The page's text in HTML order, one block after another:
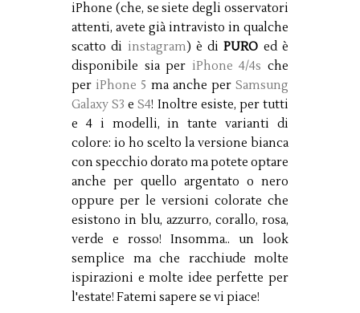
iPhone (che, se siete degli osservatori
attenti, avete già intravisto in qualche
scatto di instagram) è diPURO ed è
disponibile sia per iPhone 4/4s che
periPhone 5 ma anche perSamsung
Galaxy S3 eS4! Inoltre esiste, per tutti
e 4 i modelli, in tante varianti di
colore: io ho scelto la versione bianca
con specchio dorato ma potete optare
anche per quello argentato o nero
oppure per le versioni colorate che
esistono in blu, azzurro, corallo, rosa,
verde e rosso! Insomma.. un look
semplice ma che racchiude molte
ispirazioni e molte idee perfette per
l'estate! Fatemi sapere se vi piace!